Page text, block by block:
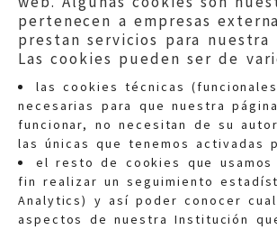
pertenecen a empresas
prestan servicios para nuestra
Las cookies pueden ser de
las cookies técnicas
necesarias para que nuestra
funcionar, no necesitan de su
las únicas que tenemos activadas
el resto de cookies que usamos
fin realizar un seguimiento
Analytics) y así poder conocer
aspectos de nuestra Institución
Quejas:
Información